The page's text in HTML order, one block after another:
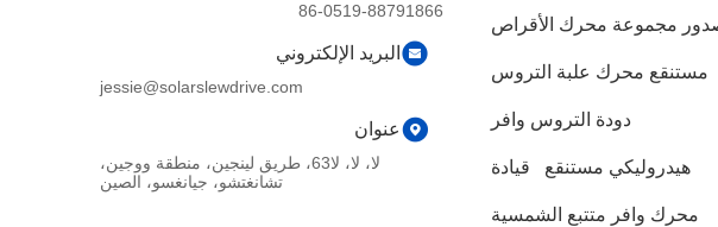
صدور مجموعة محرك الأقراص
مستنقع محرك علبة التروس
دودة التروس وافر
هيدروليكي مستنقع قيادة
محرك وافر متتبع الشمسية
86-0519-88791866
البريد الإلكتروني
jessie@solarslewdrive.com
عنوان
لا، لا، لا63، طريق لينجين، منطقة ووجين،
تشانغتشو، جيانغسو، الصين